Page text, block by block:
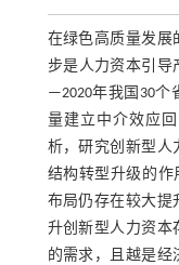
在绿色高质量发展
步是人力资本引导
—2020年我国30个
量建立中介效应
析，研究创新型人
结构转型升级的作
布局仍存在较大提
升创新型人力资本
的需求，且越是